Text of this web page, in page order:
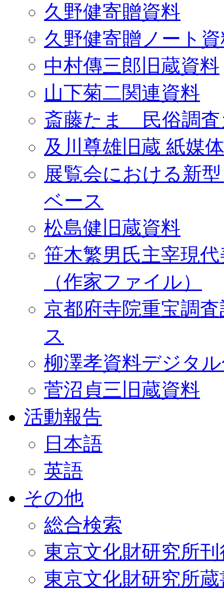
久野健寄贈資料
久野健寄贈ノート
中村傳三郎旧蔵資料
山下菊二関連資料
斎藤たま 民俗調査
及川尊雄旧蔵 紙媒
展覧会における新
ベース
松島健旧蔵資料
笹木繁男氏主宰現
（作家ファイル）
京都府寺院重宝調
ス
柳澤孝資料デジタ
菅沼貞三旧蔵資料
活動報告
日本語
英語
その他
総合検索
東京文化財研究所
東京文化財研究所